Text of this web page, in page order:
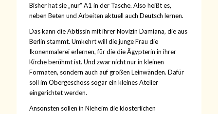
Bisher hat sie „nur“ A1 in der Tasche. Also heißt es,
neben Beten und Arbeiten aktuell auch Deutsch lernen.
Das kann die Äbtissin mit ihrer Novizin Damiana, die aus
Berlin stammt. Umkehrt will die junge Frau die
Ikonenmalerei erlernen, für die die Ägypterin in ihrer
Kirche berühmt ist. Und zwar nicht nur in kleinen
Formaten, sondern auch auf großen Leinwänden. Dafür
soll im Obergeschoss sogar ein kleines Atelier
eingerichtet werden.
Ansonsten sollen in Nieheim die klösterlichen